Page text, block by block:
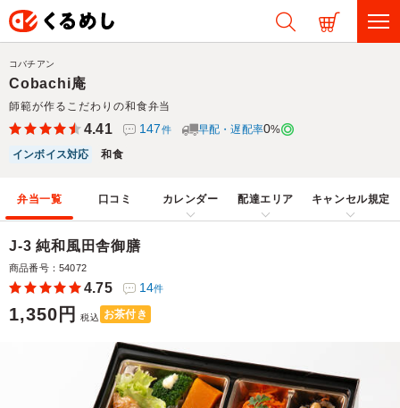
Cobachi庵
師範が作るこだわりの和食弁当
コバチアン
4.41 147件 早配・遅配率0%
インボイス対応
和食
弁当一覧 口コミ カレンダー 配達エリア キャンセル規定
J-3 純和風田舎御膳
商品番号：54072
4.75 14件
1,350円 税込 お茶付き